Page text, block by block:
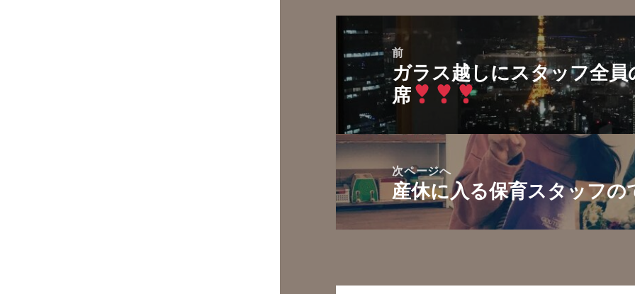
投
ナ
ビ
ー
シ
ョ
ン
前
前
の
稿:
ガラス越しにスタッフ全
席
次ページへ
次
の
投
産休に入る保育スタッフの